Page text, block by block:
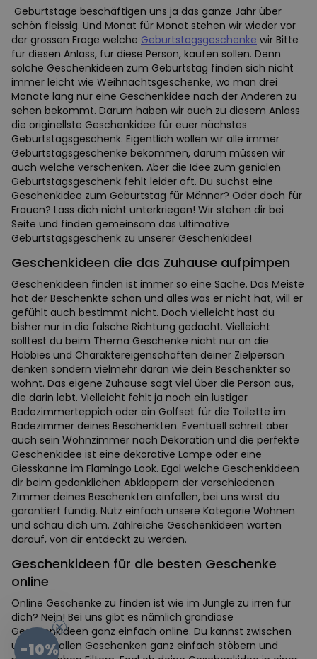
Geburtstage beschäftigen uns ja das ganze Jahr über
schön fleissig. Und Monat für Monat stehen wir wieder vor
der grossen Frage welche Geburtstagsgeschenke wir Bitte
für diesen Anlass, für diese Person, kaufen sollen. Denn
solche Geschenkideen zum Geburtstag finden sich nicht
immer leicht wie Weihnachtsgeschenke, wo man drei
Monate lang nur eine Geschenkidee nach der Anderen zu
sehen bekommt. Darum haben wir auch zu diesem Anlass
die originellste Geschenkidee für euer nächstes
Geburtstagsgeschenk. Eigentlich wollen wir alle immer
Geburtstagsgeschenke bekommen, darum müssen wir
auch welche verschenken. Aber die Idee zum genialen
Geburtstagsgeschenk fehlt leider oft. Du suchst eine
Geschenkidee zum Geburtstag für Männer? Oder doch für
Frauen? Lass dich nicht unterkriegen! Wir stehen dir bei
Seite und finden gemeinsam das ultimative
Geburtstagsgeschenk zu unserer Geschenkidee!
Geschenkideen die das Zuhause aufpimpen
Geschenkideen finden ist immer so eine Sache. Das Meiste
hat der Beschenkte schon und alles was er nicht hat, will er
gefühlt auch bestimmt nicht. Doch vielleicht hast du
bisher nur in die falsche Richtung gedacht. Vielleicht
solltest du beim Thema Geschenke nicht nur an die
Hobbies und Charaktereigenschaften deiner Zielperson
denken sondern vielmehr daran wie dein Beschenkter so
wohnt. Das eigene Zuhause sagt viel über die Person aus,
die darin lebt. Vielleicht fehlt ja noch ein lustiger
Badezimmerteppich oder ein Golfset für die Toilette im
Badezimmer deines Beschenkten. Eventuell schreit aber
auch sein Wohnzimmer nach Dekoration und die perfekte
Geschenkidee ist eine dekorative Lampe oder eine
Giesskanne im Flamingo Look. Egal welche Geschenkideen
dir beim gedanklichen Abklappern der verschiedenen
Zimmer deines Beschenkten einfallen, bei uns wirst du
garantiert fündig. Nütz einfach unsere Kategorie Wohnen
und schau dich um. Zahlreiche Geschenkideen warten
darauf, von dir entdeckt zu werden.
Geschenkideen für die besten Geschenke
online
Online Geschenke zu finden ist wie im Jungle zu irren für
dich? Nein! Bei uns gibt es nämlich grandiose
Geschenkideen ganz einfach online. Du kannst zwischen
unseren tollen Geschenken ganz einfach stöbern und
-10%